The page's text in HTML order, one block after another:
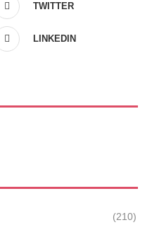
TWITTER
LINKEDIN
(210)